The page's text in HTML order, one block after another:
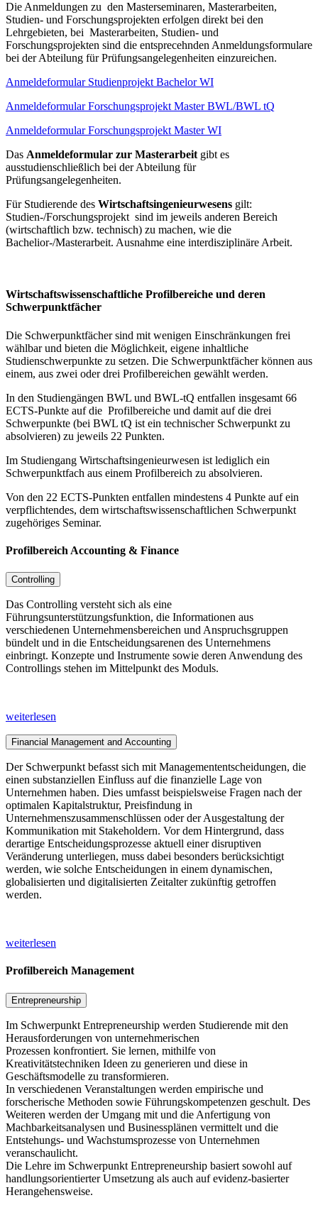
Die Anmeldungen zu den Masterseminaren, Masterarbeiten,
Studien- und Forschungsprojekten erfolgen direkt bei den
Lehrgebieten, bei Masterarbeiten, Studien- und
Forschungsprojekten sind die entsprecehnden Anmeldungsformulare
bei der Abteilung für Prüfungsangelegenheiten einzureichen.
Anmeldeformular Studienprojekt Bachelor WI
Anmeldeformular Forschungsprojekt Master BWL/BWL tQ
Anmeldeformular Forschungsprojekt Master WI
Das Anmeldeformular zur Masterarbeit gibt es
ausstudienschließlich bei der Abteilung für
Prüfungsangelegenheiten.
Für Studierende des Wirtschaftsingenieurwesens gilt:
Studien-/Forschungsprojekt sind im jeweils anderen Bereich
(wirtschaftlich bzw. technisch) zu machen, wie die
Bachelior-/Masterarbeit. Ausnahme eine interdisziplinäre Arbeit.
Wirtschaftswissenschaftliche Profilbereiche und deren
Schwerpunktfächer
Die Schwerpunktfächer sind mit wenigen Einschränkungen frei
wählbar und bieten die Möglichkeit, eigene inhaltliche
Studienschwerpunkte zu setzen. Die Schwerpunktfächer können aus
einem, aus zwei oder drei Profilbereichen gewählt werden.
In den Studiengängen BWL und BWL-tQ entfallen insgesamt 66
ECTS-Punkte auf die Profilbereiche und damit auf die drei
Schwerpunkte (bei BWL tQ ist ein technischer Schwerpunkt zu
absolvieren) zu jeweils 22 Punkten.
Im Studiengang Wirtschaftsingenieurwesen ist lediglich ein
Schwerpunktfach aus einem Profilbereich zu absolvieren.
Von den 22 ECTS-Punkten entfallen mindestens 4 Punkte auf ein
verpflichtendes, dem wirtschaftswissenschaftlichen Schwerpunkt
zugehöriges Seminar.
Profilbereich Accounting & Finance
Controlling
Das Controlling versteht sich als eine
Führungsunterstützungsfunktion, die Informationen aus
verschiedenen Unternehmensbereichen und Anspruchsgruppen
bündelt und in die Entscheidungsarenen des Unternehmens
einbringt. Konzepte und Instrumente sowie deren Anwendung des
Controllings stehen im Mittelpunkt des Moduls.
weiterlesen
Financial Management and Accounting
Der Schwerpunkt befasst sich mit Managemententscheidungen, die
einen substanziellen Einfluss auf die finanzielle Lage von
Unternehmen haben. Dies umfasst beispielsweise Fragen nach der
optimalen Kapitalstruktur, Preisfindung in
Unternehmenszusammenschlüssen oder der Ausgestaltung der
Kommunikation mit Stakeholdern. Vor dem Hintergrund, dass
derartige Entscheidungsprozesse aktuell einer disruptiven
Veränderung unterliegen, muss dabei besonders berücksichtigt
werden, wie solche Entscheidungen in einem dynamischen,
globalisierten und digitalisierten Zeitalter zukünftig getroffen
werden.
weiterlesen
Profilbereich Management
Entrepreneurship
Im Schwerpunkt Entrepreneurship werden Studierende mit den
Herausforderungen von unternehmerischen
Prozessen konfrontiert. Sie lernen, mithilfe von
Kreativitätstechniken Ideen zu generieren und diese in
Geschäftsmodelle zu transformieren.
In verschiedenen Veranstaltungen werden empirische und
forscherische Methoden sowie Führungskompetenzen geschult. Des
Weiteren werden der Umgang mit und die Anfertigung von
Machbarkeitsanalysen und Businessplänen vermittelt und die
Entstehungs- und Wachstumsprozesse von Unternehmen
veranschaulicht.
Die Lehre im Schwerpunkt Entrepreneurship basiert sowohl auf
handlungsorientierter Umsetzung als auch auf evidenz-basierter
Herangehensweise.